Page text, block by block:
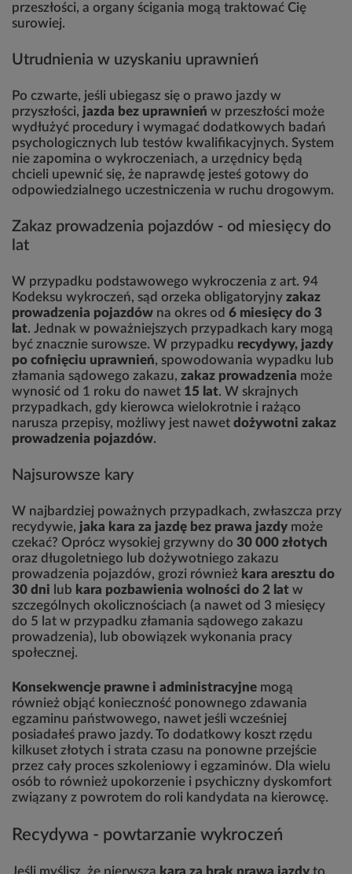
przeszłości, a organy ścigania mogą traktować Cię
surowiej.
Utrudnienia w uzyskaniu uprawnień
Po czwarte, jeśli ubiegasz się o prawo jazdy w
przyszłości, jazda bez uprawnień w przeszłości może
wydłużyć procedury i wymagać dodatkowych badań
psychologicznych lub testów kwalifikacyjnych. System
nie zapomina o wykroczeniach, a urzędnicy będą
chcieli upewnić się, że naprawdę jesteś gotowy do
odpowiedzialnego uczestniczenia w ruchu drogowym.
Zakaz prowadzenia pojazdów - od miesięcy do
lat
W przypadku podstawowego wykroczenia z art. 94
Kodeksu wykroczeń, sąd orzeka obligatoryjny zakaz
prowadzenia pojazdów na okres od 6 miesięcy do 3
lat. Jednak w poważniejszych przypadkach kary mogą
być znacznie surowsze. W przypadku recydywy, jazdy
po cofnięciu uprawnień, spowodowania wypadku lub
złamania sądowego zakazu, zakaz prowadzenia może
wynosić od 1 roku do nawet 15 lat. W skrajnych
przypadkach, gdy kierowca wielokrotnie i rażąco
narusza przepisy, możliwy jest nawet dożywotni zakaz
prowadzenia pojazdów.
Najsurowsze kary
W najbardziej poważnych przypadkach, zwłaszcza przy
recydywie, jaka kara za jazdę bez prawa jazdy może
czekać? Oprócz wysokiej grzywny do 30 000 złotych
oraz długoletniego lub dożywotniego zakazu
prowadzenia pojazdów, grozi również kara aresztu do
30 dni lub kara pozbawienia wolności do 2 lat w
szczególnych okolicznościach (a nawet od 3 miesięcy
do 5 lat w przypadku złamania sądowego zakazu
prowadzenia), lub obowiązek wykonania pracy
społecznej.
Konsekwencje prawne i administracyjne mogą
również objąć konieczność ponownego zdawania
egzaminu państwowego, nawet jeśli wcześniej
posiadałeś prawo jazdy. To dodatkowy koszt rzędu
kilkuset złotych i strata czasu na ponowne przejście
przez cały proces szkoleniowy i egzaminów. Dla wielu
osób to również upokorzenie i psychiczny dyskomfort
związany z powrotem do roli kandydata na kierowcę.
Recydywa - powtarzanie wykroczeń
Jeśli myślisz, że pierwsza kara za brak prawa jazdy to